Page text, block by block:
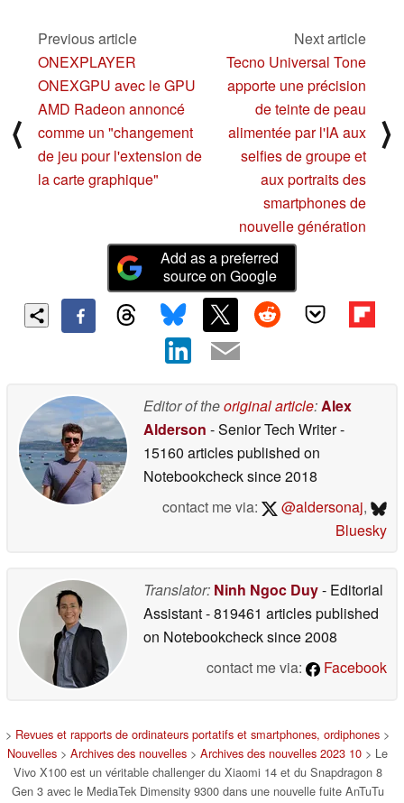
⟨
Previous article
ONEXPLAYER
ONEXGPU avec le GPU
AMD Radeon annoncé
comme un "changement
de jeu pour l'extension de
la carte graphique"
Next article
Tecno Universal Tone
apporte une précision
de teinte de peau
alimentée par l'IA aux
selfies de groupe et
aux portraits des
smartphones de
nouvelle génération
⟩
Add as a preferred
source on Google
Editor of theoriginal article:Alex
Alderson - Senior Tech Writer-
15160 articles published on
Notebookchecksince 2018
contact me via:
@aldersonaj,
Bluesky
Translator: Ninh Ngoc Duy- Editorial
Assistant- 819461 articles published
on Notebookchecksince 2008
contact me via:
Facebook
> Revues et rapports de ordinateurs portatifs et smartphones, ordiphones >
Nouvelles > Archives des nouvelles > Archives des nouvelles 2023 10 > Le
Vivo X100 est un véritable challenger du Xiaomi 14 et du Snapdragon 8
Gen 3 avec le MediaTek Dimensity 9300 dans une nouvelle fuite AnTuTu